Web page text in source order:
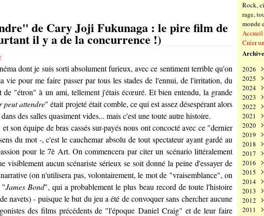
de Cary Joji Fukunaga : le pire film de
il y a de la concurrence !)
dont je suis sorti absolument furieux, avec ce sentiment terrible qu'on
vie pour me faire passer par tous les stades de l'ennui, de l'irritation, du
de "étron" à un ami, tellement j'étais écœuré. Et bien entendu, la grande
peut attendre" était projeté était comble, ce qui est assez désespérant alors
des salles quasiment vides... mais c'est une toute autre histoire.
et son équipe de bras cassés sur-payés nous ont concocté avec ce "dernier
du mot -, c'est le cauchemar absolu de tout spectateur ayant gardé au
pour le 7è Art. On commencera par citer un scénario littéralement
visiblement aucun scénariste sérieux se soit donné la peine d'essayer de
(on n'utilisera pas, volontairement, le mot de "vraisemblance", on
"James Bond", qui a probablement le plus beau record de toute l'histoire
navets) - puisque le but du jeu a été de convoquer sans chercher aucune
des films précédents de "l'époque Daniel Craig" et de leur faire
Rock,
rage,
monde
Créer
2026
Août
Juillet
Juin
Mai
Avril
Mars
2025
Août
Juillet
Juin
Mai
Avril
Mars
2024
Août
Juillet
Juin
Mai
Avril
Mars
2023
Août
Juillet
Juin
Mai
Avril
Mars
2022
Août
Juillet
Juin
Mai
Avril
Mars
2021
Août
Juillet
Juin
Mai
Avril
Mars
2020
Août
Juillet
Juin
Mai
Avril
2019
Août
Juillet
Juin
Mai
2018
Août
Juillet
Juin
2017
Août
Juillet
2016
Août
2015
2014
2013
2012
2011